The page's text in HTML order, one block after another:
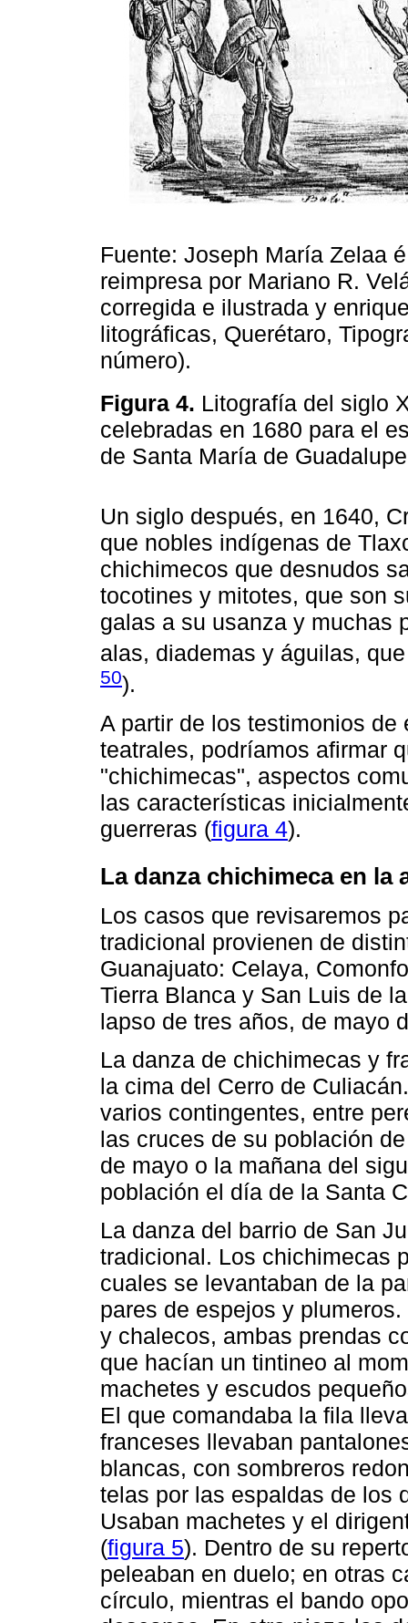
Fuente: Joseph María Zelaa
reimpresa por Mariano R.
corregida e ilustrada y
litográficas, Querétaro,
número).
Figura 4. Litografía del siglo
celebradas en 1680 para el
de Santa María de
Un siglo después, en 1640,
que nobles indígenas de
chichimecos que desnudos
tocotines y mitotes, que son
galas a su usanza y muchas
alas, diademas y águilas,
50).
A partir de los testimonios
teatrales, podríamos afirmar
"chichimecas", aspectos
las características
guerreras (figura 4).
La danza chichimeca en la
Los casos que revisaremos
tradicional provienen de
Guanajuato: Celaya,
Tierra Blanca y San Luis de
lapso de tres años, de mayo
La danza de chichimecas y
la cima del Cerro de
varios contingentes, entre
las cruces de su población
de mayo o la mañana del
población el día de la Santa
La danza del barrio de San
tradicional. Los chichimecas
cuales se levantaban de la
pares de espejos y
y chalecos, ambas prendas
que hacían un tintineo al
machetes y escudos
El que comandaba la fila
franceses llevaban
blancas, con sombreros
telas por las espaldas de los
Usaban machetes y el
(figura 5). Dentro de su
peleaban en duelo; en otras
círculo, mientras el bando